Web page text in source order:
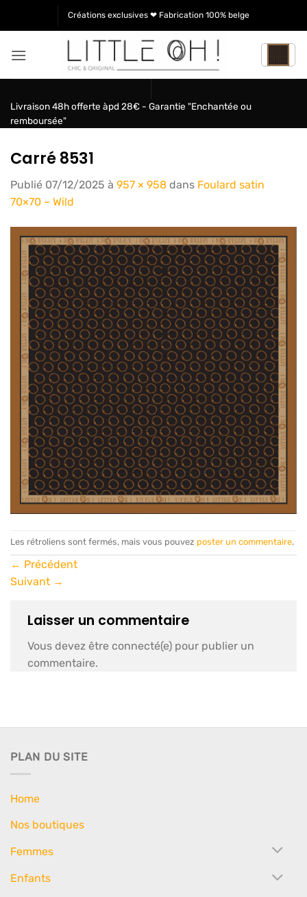
Créations exclusives ❤ Fabrication 100% belge
Livraison 48h offerte àpd 28€ - Garantie "Enchantée ou
remboursée"
Carré 8531
Publié 07/12/2025 à 957 × 958 dans Foulard satin
70×70 – Wild
Les rétroliens sont fermés, mais vous pouvez poster un commentaire.
← Précédent
Suivant →
Laisser un commentaire
Vous devez être connecté(e) pour publier un
commentaire.
PLAN DU SITE
Home
Nos boutiques
Femmes
Enfants